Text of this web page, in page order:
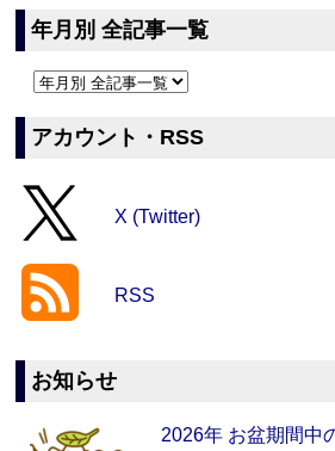
年月別 全記事一覧
アカウント・RSS
X (Twitter)
RSS
お知らせ
2026年 お盆期間中